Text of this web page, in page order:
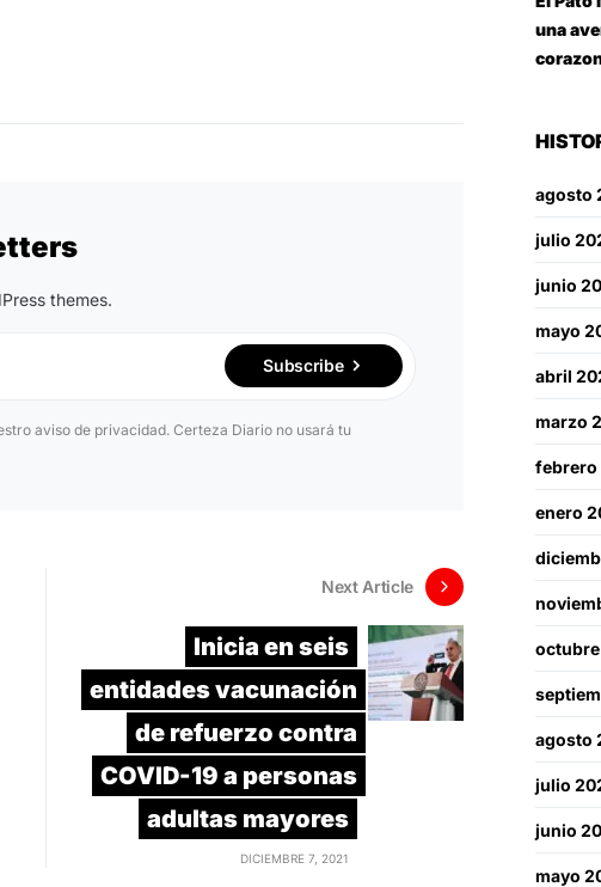
themes.
Subscribe
aviso de privacidad. Certeza Diario no usará tu
Next Article
Inicia en seis
entidades vacunación
de refuerzo contra
COVID-19 a personas
adultas mayores
DICIEMBRE 7, 2021
una
agosto
julio
junio
mayo
abril
marzo
febrero
enero
agosto
julio
junio
mayo